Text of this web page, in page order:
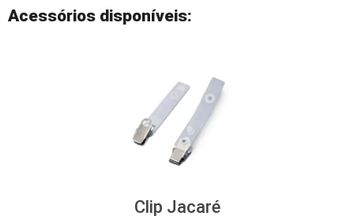
Acessórios disponíveis:
Clip Jacaré